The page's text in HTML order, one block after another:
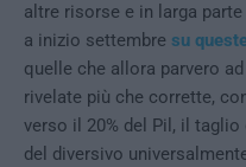
altre risorse e in larga
a inizio settembre su
quelle che allora parvero
rivelate più che corrette,
verso il 20% del Pil, il
del diversivo